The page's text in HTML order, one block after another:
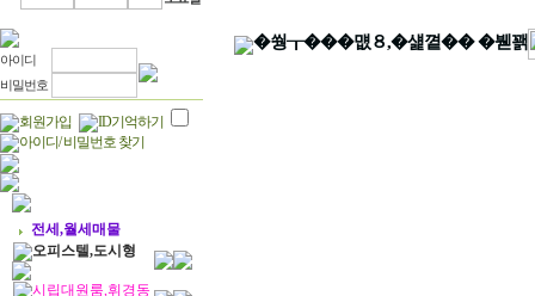
아이디
비밀번호
회원가입
ID기억하기
아이디/ 비밀번호 찾기
전세,월세매물
오피스텔,도시형
시립대원룸,휘경동
�쒕┰���먮８,�섍꼍�� �붿꽭